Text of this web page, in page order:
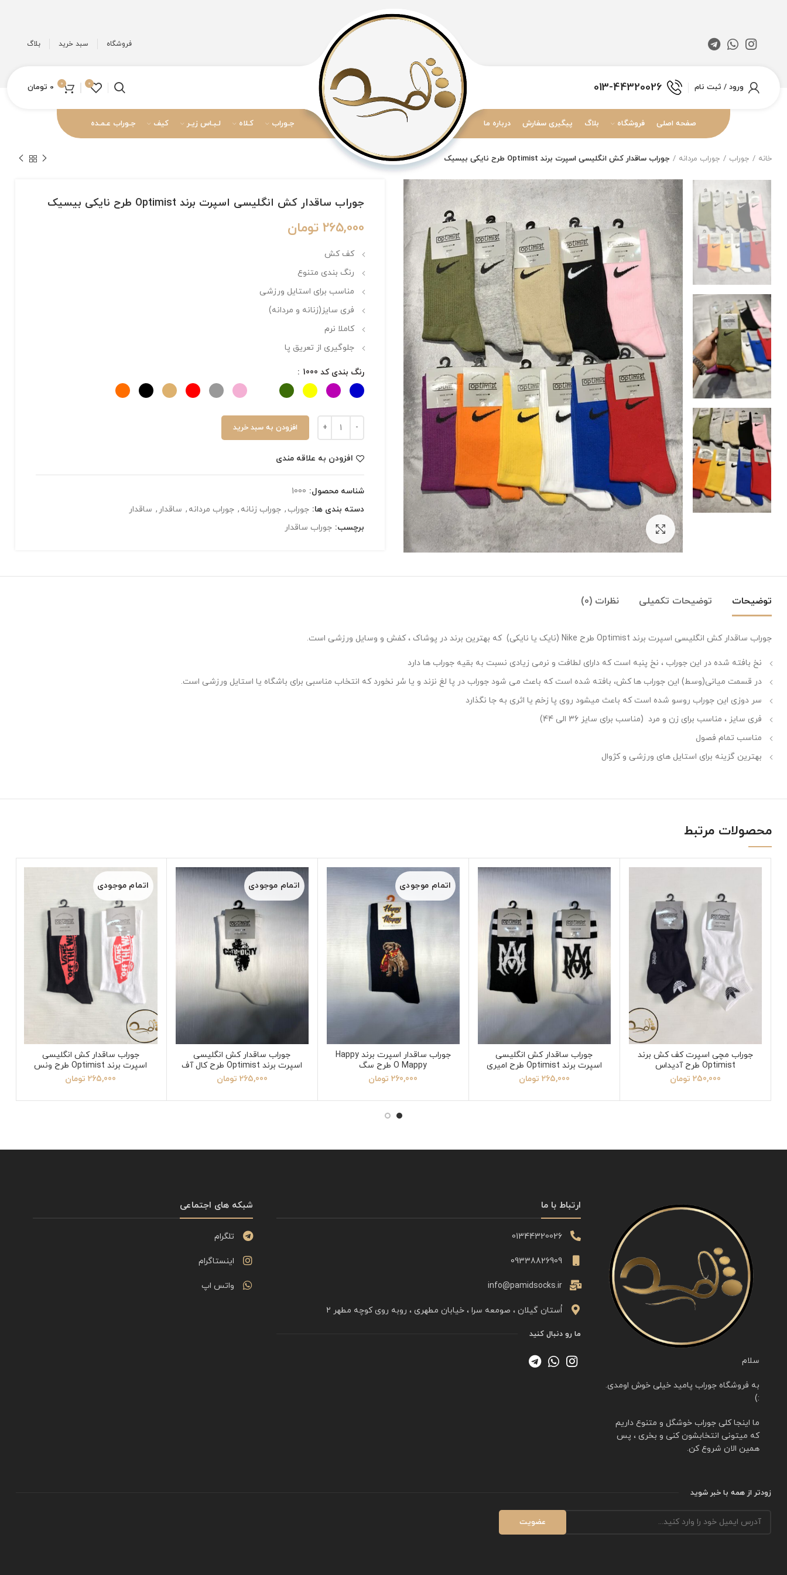
فروشگاه سبد خرید بلاگ
ورود / ثبت نام 013-44320026
0
0
0 تومان
صفحه اصلی فروشگاه بلاگ پیگیری سفارش درباره ما جـوراب کـلاه لـبـاس زیـر کیف جـوراب عـمـده
خانه جوراب جوراب مردانه جوراب ساقدار کش انگلیسی اسپرت برند Optimist طرح نایکی بیسیک
بزرگنمایی تصویر
جوراب ساقدار کش انگلیسی اسپرت برند Optimist طرح نایکی بیسیک
265,000 تومان
کف کش
رنگ بندی متنوع
مناسب برای استایل ورزشی
فری سایز(زنانه و مردانه)
کاملا نرم
جلوگیری از تعریق پا
رنگ بندی کد 1000
افزودن به سبد خرید
افزودن به علاقه مندی
شناسه محصول: 1000
دسته بندی ها: جوراب , جوراب زنانه , جوراب مردانه , ساقدار , ساقدار
برچسب: جوراب ساقدار
توضیحات توضیحات تکمیلی نظرات (0)
جوراب ساقدار کش انگلیسی اسپرت برند Optimist طرح Nike (نایک یا نایکی) که بهترین برند در پوشاک ، کفش و وسایل ورزشی است.
نخ بافته شده در این جوراب ، نخ پنبه است که دارای لطافت و نرمی زیادی نسبت به بقیه جوراب ها دارد
در قسمت میانی(وسط) این جوراب ها کش، بافته شده است که باعث می شود جوراب در پا لغ نزند و یا سُر نخورد که انتخاب مناسبی برای باشگاه یا استایل ورزشی است.
سر دوزی این جوراب روسو شده است که باعث میشود روی پا زخم یا اثری به جا نگذارد
فری سایز ، مناسب برای زن و مرد (مناسب برای سایز 36 الی 44)
مناسب تمام فصول
بهترین گزینه برای استایل های ورزشی و کژوال
محصولات مرتبط
جوراب مچی اسپرت کف کش برند
Optimist طرح آدیداس
250,000 تومان
جوراب ساقدار کش انگلیسی
اسپرت برند Optimist طرح امیری
265,000 تومان
اتمام موجودی
جوراب ساقدار اسپرت برند Happy
O Mappy طرح سگ
260,000 تومان
اتمام موجودی
جوراب ساقدار کش انگلیسی
اسپرت برند Optimist طرح کال آف
دیوتی
265,000 تومان
اتمام موجودی
جوراب ساقدار کش انگلیسی
اسپرت برند Optimist طرح ونس
265,000 تومان
سلام
به فروشگاه جوراب پامید خیلی خوش اومدی.
:)
ما اینجا کلی جوراب خوشگل و متنوع داریم
که میتونی انتخابشون کنی و بخری ، پس
همین الان شروع کن.
ارتباط با ما
01344320026
09338826909
info@pamidsocks.ir
اُستان گیلان ، صومعه سرا ، خیابان مطهری ، روبه روی کوچه مطهر ۲
ما رو دنبال کنید
شبکه های اجتماعی
تلگرام
اینستاگرام
واتس اپ
زودتر از همه با خبر شوید